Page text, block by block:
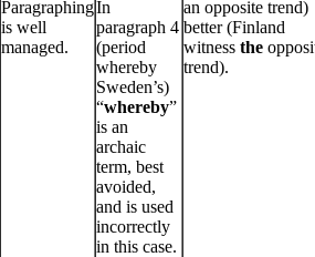
Paragraphing
is well
managed.
In
paragraph 4
(period
whereby
Sweden’s)
“whereby”
is an
archaic
term, best
avoided,
and is used
incorrectly
in this case.
an opposite trend)
better (Finland
witness the
trend).